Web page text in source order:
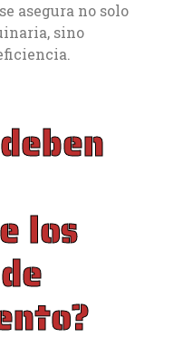
asegura no solo
sino
los